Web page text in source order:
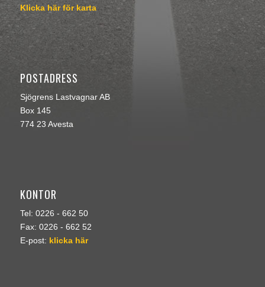
Klicka här för karta
POSTADRESS
Sjögrens Lastvagnar AB
Box 145
774 23 Avesta
KONTOR
Tel: 0226 - 662 50
Fax: 0226 - 662 52
E-post: klicka här